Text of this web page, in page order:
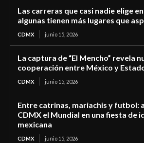
Las carreras que casi nadie elige
algunas tienen más lugares que
CDMX junio 15, 2026
La captura de “El Mencho” revela
cooperación entre México y
CDMX junio 15, 2026
Entre catrinas, mariachis y futbol:
CDMX el Mundial en una fiesta de
mexicana
CDMX junio 15, 2026